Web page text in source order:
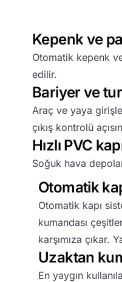
Kepenk ve
Otomatik kepenk
edilir.
Bariyer ve
Araç ve yaya
çıkış kontrolü
Hızlı PVC
Soğuk hava
Otomatik
Otomatik kapı
kumandası
karşımıza çıkar.
Uzaktan
En yaygın